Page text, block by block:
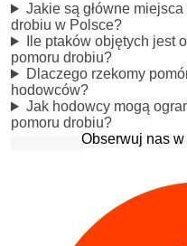
Jakie są główne
drobiu w Polsce?
Ile ptaków objętych jest
pomoru drobiu?
Dlaczego rzekomy
hodowców?
Jak hodowcy mogą
pomoru drobiu?
Obserwuj nas